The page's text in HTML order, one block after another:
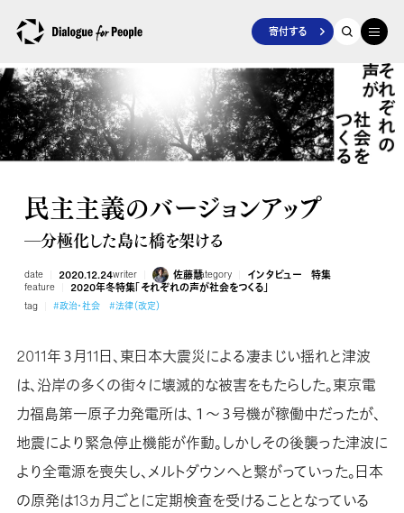
寄付する
民主主義のバージョンアップ
―分極化した島に橋を架ける
date 2020.12.24writer 佐藤慧category インタビュー 特集
feature 2020年冬特集「それぞれの声が社会をつくる」
tag #政治・社会 #法律（改定）
2011年３月11日、東日本大震災による凄まじい揺れと津波
は、沿岸の多くの街々に壊滅的な被害をもたらした。東京電
力福島第一原子力発電所は、１～３号機が稼働中だったが、
地震により緊急停止機能が作動。しかしその後襲った津波に
より全電源を喪失し、メルトダウンへと繋がっていった。日本
の原発は13ヵ月ごとに定期検査を受けることとなっている